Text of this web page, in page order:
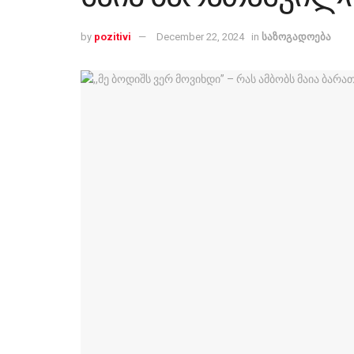
by pozitivi December 22, 2024 in საზოგადოება